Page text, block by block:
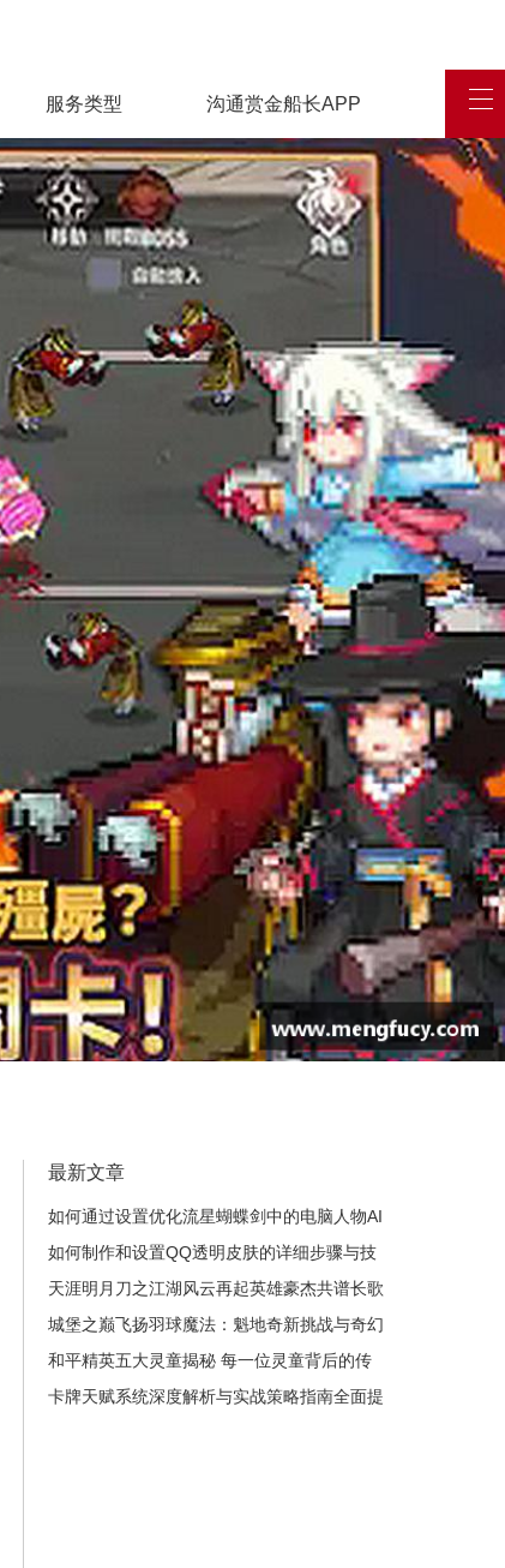
服务类型 沟通赏金船长APP
最新文章
如何通过设置优化流星蝴蝶剑中的电脑人物AI
增强游戏体验
如何制作和设置QQ透明皮肤的详细步骤与技
巧解析
天涯明月刀之江湖风云再起英雄豪杰共谱长歌
城堡之巅飞扬羽球魔法：魁地奇新挑战与奇幻
冒险之旅
和平精英五大灵童揭秘 每一位灵童背后的传
奇故事与成长历程
卡牌天赋系统深度解析与实战策略指南全面提